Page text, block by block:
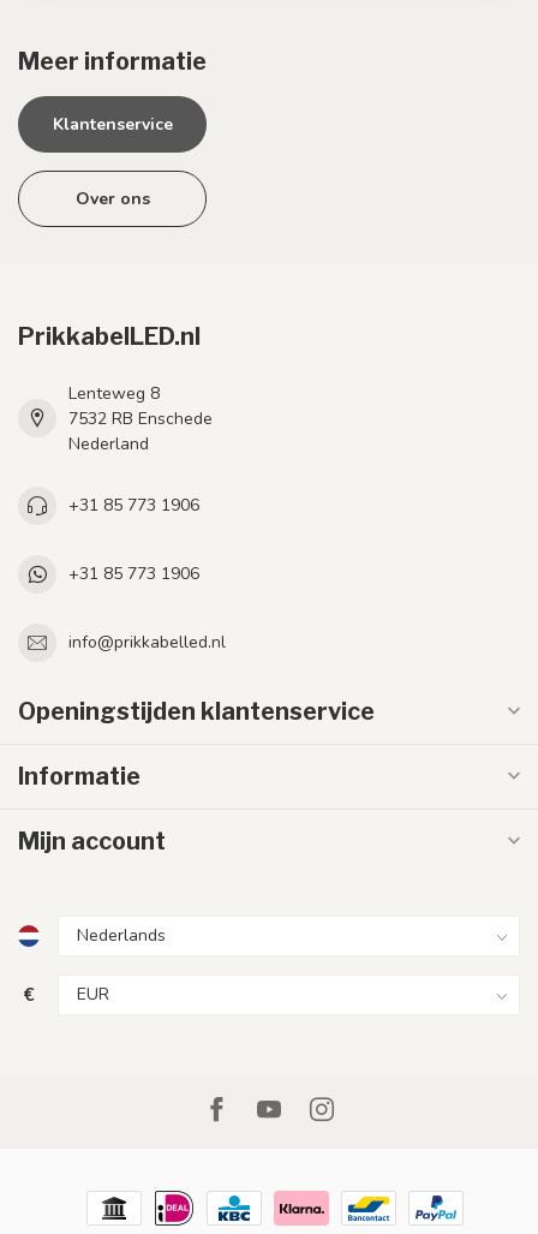
Meer informatie
Klantenservice
Over ons
PrikkabelLED.nl
Lenteweg 8
7532 RB Enschede
Nederland
+31 85 773 1906
+31 85 773 1906
info@prikkabelled.nl
Openingstijden klantenservice
Informatie
Mijn account
€